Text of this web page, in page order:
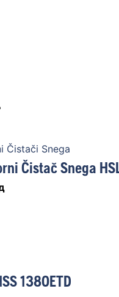
Čistači Snega
Čistač Snega
1380ETD